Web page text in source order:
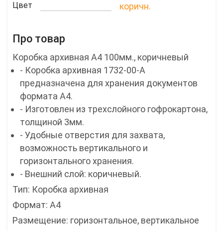
Цвет коричн.
Про товар
Коробка архивная А4 100мм., коричневый
- Коробка архивная 1732-00-A
предназначена для хранения документов
формата А4.
- Изготовлен из трехслойного гофрокартона,
толщиной 3мм.
- Удобные отверстия для захвата,
возможность вертикального и
горизонтального хранения.
- Внешний слой: коричневый.
Тип: Коробка архивная
Формат: A4
Размещение: горизонтальное, вертикальное